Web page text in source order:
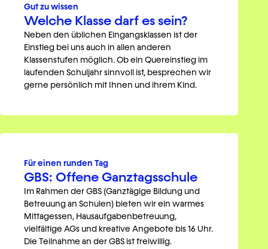
Gut zu wissen
Welche Klasse darf es sein?
Neben den üblichen Eingangsklassen ist der
Einstieg bei uns auch in allen anderen
Klassenstufen möglich. Ob ein Quereinstieg im
laufenden Schuljahr sinnvoll ist, besprechen wir
gerne persönlich mit Ihnen und ihrem Kind.
Für einen runden Tag
GBS: Offene Ganztagsschule
Im Rahmen der GBS (Ganztägige Bildung und
Betreuung an Schulen) bieten wir ein warmes
Mittagessen, Hausaufgabenbetreuung,
vielfältige AGs und kreative Angebote bis 16 Uhr.
Die Teilnahme an der GBS ist freiwillig.